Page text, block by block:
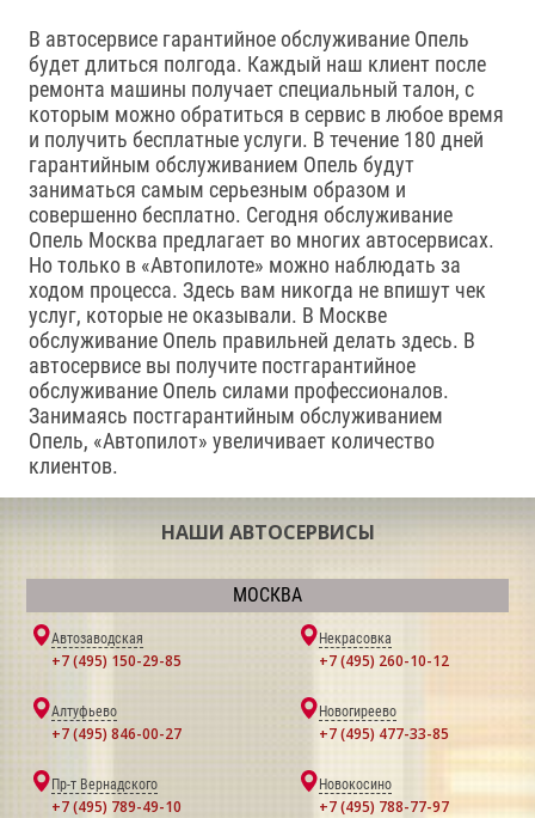
В автосервисе гарантийное обслуживание Опель
будет длиться полгода. Каждый наш клиент после
ремонта машины получает специальный талон, с
которым можно обратиться в сервис в любое время
и получить бесплатные услуги. В течение 180 дней
гарантийным обслуживанием Опель будут
заниматься самым серьезным образом и
совершенно бесплатно. Сегодня обслуживание
Опель Москва предлагает во многих автосервисах.
Но только в «Автопилоте» можно наблюдать за
ходом процесса. Здесь вам никогда не впишут чек
услуг, которые не оказывали. В Москве
обслуживание Опель правильней делать здесь. В
автосервисе вы получите постгарантийное
обслуживание Опель силами профессионалов.
Занимаясь постгарантийным обслуживанием
Опель, «Автопилот» увеличивает количество
клиентов.
НАШИ АВТОСЕРВИСЫ
МОСКВА
Автозаводская
+7 (495) 150-29-85
Некрасовка
+7 (495) 260-10-12
Алтуфьево
+7 (495) 846-00-27
Новогиреево
+7 (495) 477-33-85
Пр-т Вернадского
+7 (495) 789-49-10
Новокосино
+7 (495) 788-77-97